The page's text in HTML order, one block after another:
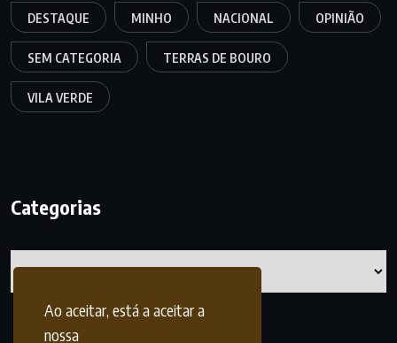
Ao aceitar, está a aceitar a
nossa
DESTAQUE MINHO NACIONAL OPINIÃO
SEM CATEGORIA TERRAS DE BOURO
VILA VERDE
Categorias